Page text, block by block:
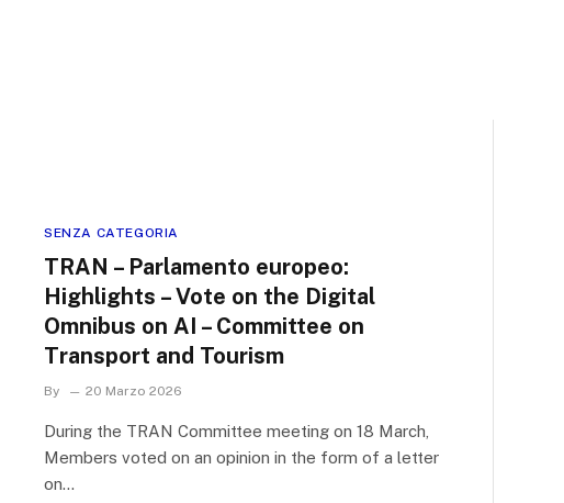
SENZA CATEGORIA
TRAN – Parlamento europeo:
Highlights – Vote on the Digital
Omnibus on AI – Committee on
Transport and Tourism
By 20 Marzo 2026
During the TRAN Committee meeting on 18 March,
Members voted on an opinion in the form of a letter
on…